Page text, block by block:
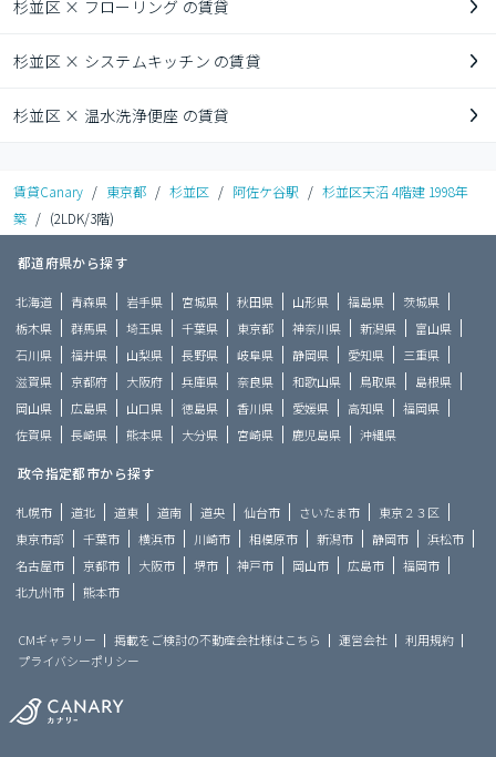
杉並区 × フローリング の賃貸
杉並区 × システムキッチン の賃貸
杉並区 × 温水洗浄便座 の賃貸
賃貸Canary / 東京都 / 杉並区 / 阿佐ケ谷駅 / 杉並区天沼 4階建 1998年
築 / (2LDK/3階)
都道府県から探す
北海道 青森県 岩手県 宮城県 秋田県 山形県 福島県
茨城県
栃木県
群馬県 埼玉県 千葉県 東京都 神奈川県 新潟県
富山県
石川県
福井県 山梨県 長野県 岐阜県 静岡県 愛知県
三重県
滋賀県
京都府 大阪府 兵庫県 奈良県 和歌山県 鳥取県
島根県
岡山県
広島県 山口県 徳島県 香川県 愛媛県 高知県
福岡県
佐賀県
長崎県 熊本県 大分県 宮崎県 鹿児島県 沖縄県
政令指定都市から探す
札幌市 道北 道東 道南 道央 仙台市 さいたま市
東京２３区
東京市部
千葉市 横浜市 川崎市 相模原市 新潟市 静岡市
浜松市
名古屋市
京都市 大阪市 堺市 神戸市 岡山市 広島市
福岡市
北九州市
熊本市
CMギャラリー 掲載をご検討の不動産会社様はこちら 運営会社
利用規約
プライバシーポリシー